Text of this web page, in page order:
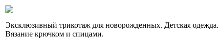
Эксклюзивный трикотаж для новорожденных. Детская одежда.
Вязание крючком и спицами.